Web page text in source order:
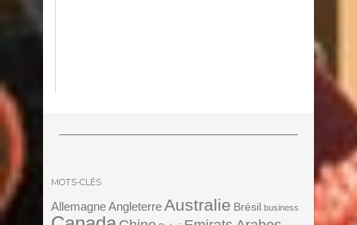
MOTS-CLÉS
Allemagne AngleterreAustralie Brésil business